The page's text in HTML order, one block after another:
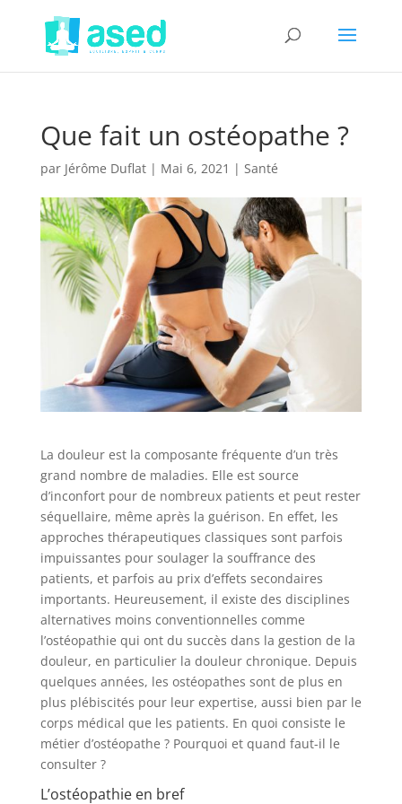
Que fait un ostéopathe ?
par Jérôme Duflat| Mai 6, 2021 | Santé
La douleur est la composante fréquente d’un très
grand nombre de maladies. Elle est source
d’inconfort pour de nombreux patients et peut rester
séquellaire, même après la guérison. En effet, les
approches thérapeutiques classiques sont parfois
impuissantes pour soulager la souffrance des
patients, et parfois au prix d’effets secondaires
importants. Heureusement, il existe des disciplines
alternatives moins conventionnelles comme
l’ostéopathie qui ont du succès dans la gestion de la
douleur, en particulier la douleur chronique. Depuis
quelques années, les ostéopathes sont de plus en
plus plébiscités pour leur expertise, aussi bien par le
corps médical que les patients. En quoi consiste le
métier d’ostéopathe ? Pourquoi et quand faut-il le
consulter ?
L’ostéopathie en bref